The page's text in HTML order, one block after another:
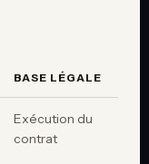
BASE LÉGALE
Exécution du
contrat